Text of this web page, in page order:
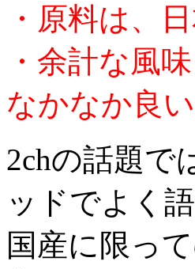
・原料は、
・余計な風
なかなか良い
2chの話題で
ッドでよく
国産に限っ